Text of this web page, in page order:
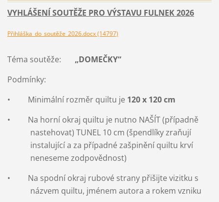
VYHLÁŠENÍ SOUTĚŽE PRO VÝSTAVU FULNEK 2026
Přihláška_do_soutěže_2026.docx (14797)
Téma soutěže: „DOMEČKY“
Podmínky:
• Minimální rozměr quiltu je 120 x 120 cm
• Na horní okraj quiltu je nutno NAŠÍT (případně
nastehovat) TUNEL 10 cm (špendlíky zraňují
instalující a za případné zašpinění quiltu krví
neneseme zodpovědnost)
• Na spodní okraj rubové strany přišijte vizitku s
názvem quiltu, jménem autora a rokem vzniku